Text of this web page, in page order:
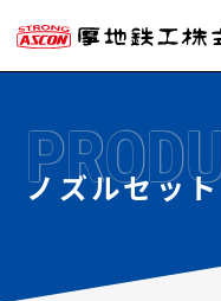
ノズルセット